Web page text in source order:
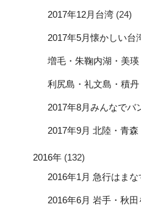
2017年12月台湾 (24)
2017年5月懐かしい台
増毛・朱鞠内湖・美瑛
利尻島・礼文島・積丹
2017年8月みんなでバ
2017年9月 北陸・青森
2016年 (132)
2016年1月 急行はまな
2016年6月 岩手・秋田